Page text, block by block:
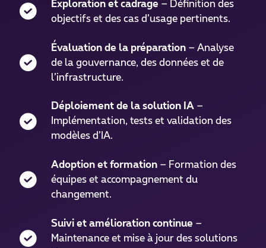
Exploration et cadrage – Définition des
objectifs et des cas d’usage pertinents.
Évaluation de la préparation – Analyse
de la gouvernance, des données et de
l’infrastructure.
Déploiement de la solution IA –
Implémentation, tests et validation des
modèles d’IA.
Adoption et formation – Formation des
équipes et accompagnement du
changement.
Suivi et amélioration continue –
Maintenance et mise à jour des solutions